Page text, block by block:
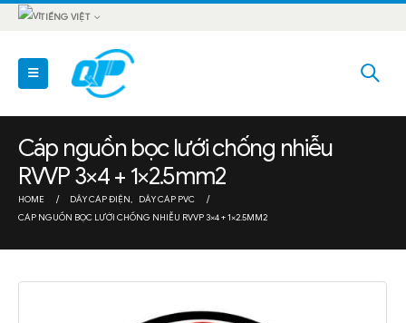
TIẾNG VIỆT
Cáp nguồn bọc lưới chống nhiễu
RVVP 3×4 + 1×2.5mm2
HOME DÂY CÁP ĐIỆN,
DÂY CÁP PVC
CÁP NGUỒN BỌC LƯỚI CHỐNG NHIỄU RVVP 3×4 + 1×2.5MM2